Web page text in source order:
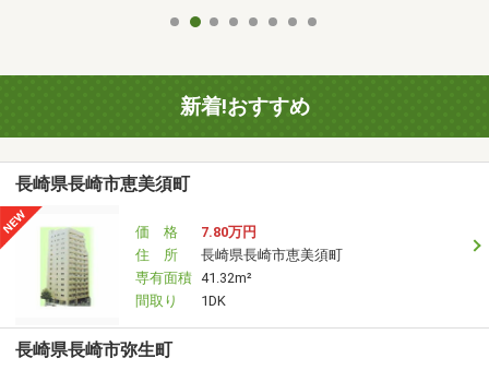
新着!おすすめ
長崎県長崎市恵美須町
価 格
7.80万円
住 所
長崎県長崎市恵美須町
専有面積 41.32m²
間取り
1DK
長崎県長崎市弥生町